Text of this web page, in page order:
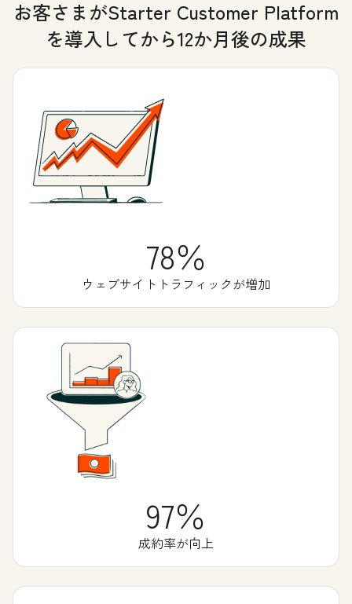
お客さまがStarter Customer Platform
を導入してから12か月後の成果
78％
ウェブサイトトラフィックが増加
97％
成約率が向上